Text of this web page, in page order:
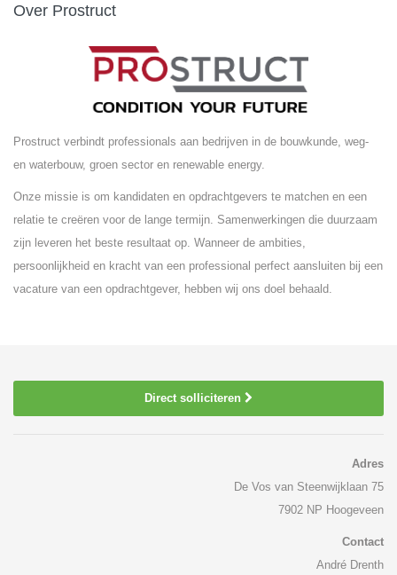
Over Prostruct
Prostruct verbindt professionals aan bedrijven in de bouwkunde, weg-
en waterbouw, groen sector en renewable energy.
Onze missie is om kandidaten en opdrachtgevers te matchen en een
relatie te creëren voor de lange termijn. Samenwerkingen die duurzaam
zijn leveren het beste resultaat op. Wanneer de ambities,
persoonlijkheid en kracht van een professional perfect aansluiten bij een
vacature van een opdrachtgever, hebben wij ons doel behaald.
Direct solliciteren
Adres
De Vos van Steenwijklaan 75
7902 NP Hoogeveen
Contact
André Drenth